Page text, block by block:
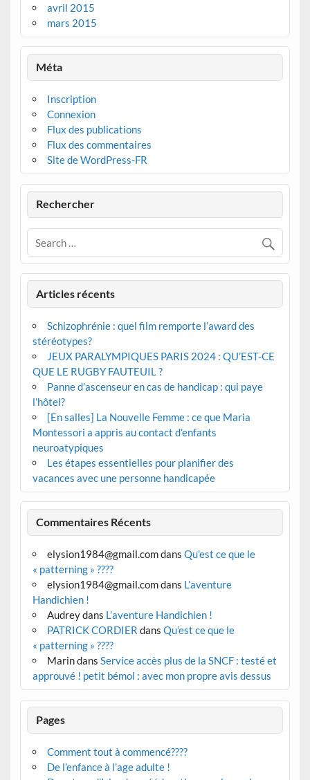
avril 2015
mars 2015
Méta
Inscription
Connexion
Flux des publications
Flux des commentaires
Site de WordPress-FR
Rechercher
Articles récents
Schizophrénie : quel film remporte l’award des
stéréotypes?
JEUX PARALYMPIQUES PARIS 2024 : QU’EST-CE
QUE LE RUGBY FAUTEUIL ?
Panne d’ascenseur en cas de handicap : qui paye
l’hôtel?
[En salles] La Nouvelle Femme : ce que Maria
Montessori a appris au contact d’enfants
neuroatypiques
Les étapes essentielles pour planifier des
vacances avec une personne handicapée
Commentaires Récents
elysion1984@gmail.comdans Qu’est ce que le
« patterning » ????
elysion1984@gmail.comdans L’aventure
Handichien !
Audreydans L’aventure Handichien !
PATRICK CORDIER dans Qu’est ce que le
« patterning » ????
Marindans Service accès plus de la SNCF : testé et
approuvé ! petit bémol : avec mon propre avis dessus
Pages
Comment tout à commencé????
De l’enfance à l’age adulte !